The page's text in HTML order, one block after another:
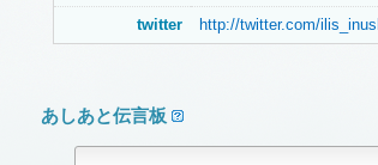
twitter http://twitter.com/
あしあと伝言板